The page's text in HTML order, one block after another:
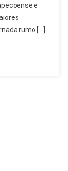
e
rumo […]